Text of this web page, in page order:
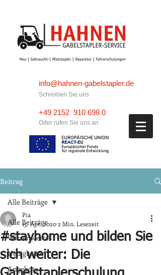
info@hahnen-gabelstapler.de
Schreiben Sie uns
+49 2152 910 698 0
Oder rufen Sie uns an
Beitrag
Alle Beiträge
Wissenwertes
Neuigkeiten
Angebote
Alle Beiträge
#stayhome und bilden Sie
sich weiter: Die
Pia
15. Apr. 20202 Min. Lesezeit